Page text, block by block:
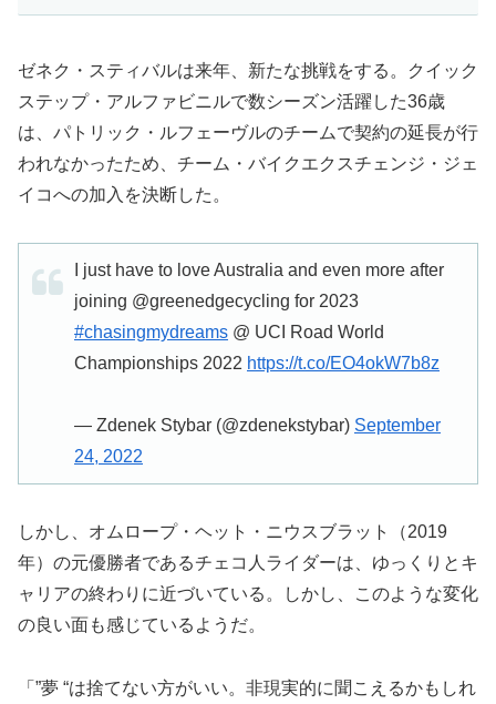
ゼネク・スティバルは来年、新たな挑戦をする。クイック
ステップ・アルファビニルで数シーズン活躍した36歳
は、パトリック・ルフェーヴルのチームで契約の延長が行
われなかったため、チーム・バイクエクスチェンジ・ジェ
イコへの加入を決断した。
I just have to love Australia and even more after
joining @greenedgecycling for 2023
#chasingmydreams @ UCI Road World
Championships 2022 https://t.co/EO4okW7b8z
— Zdenek Stybar (@zdenekstybar) September
24, 2022
しかし、オムロープ・ヘット・ニウスブラット（2019
年）の元優勝者であるチェコ人ライダーは、ゆっくりとキ
ャリアの終わりに近づいている。しかし、このような変化
の良い面も感じているようだ。
「”夢 “は捨てない方がいい。非現実的に聞こえるかもしれ